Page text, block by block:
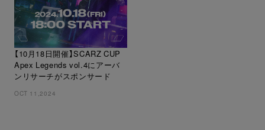
【10月18日開催】SCARZ CUP
Apex Legends vol.4にアーバ
ンリサーチがスポンサード
OCT 11,2024